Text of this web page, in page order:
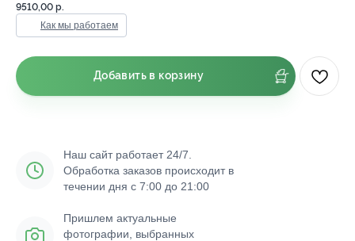
9510,00 р.
Как мы работаем
Добавить в корзину
Наш сайт работает 24/7.
Обработка заказов происходит в
течении дня с 7:00 до 21:00
Пришлем актуальные
фотографии, выбранных